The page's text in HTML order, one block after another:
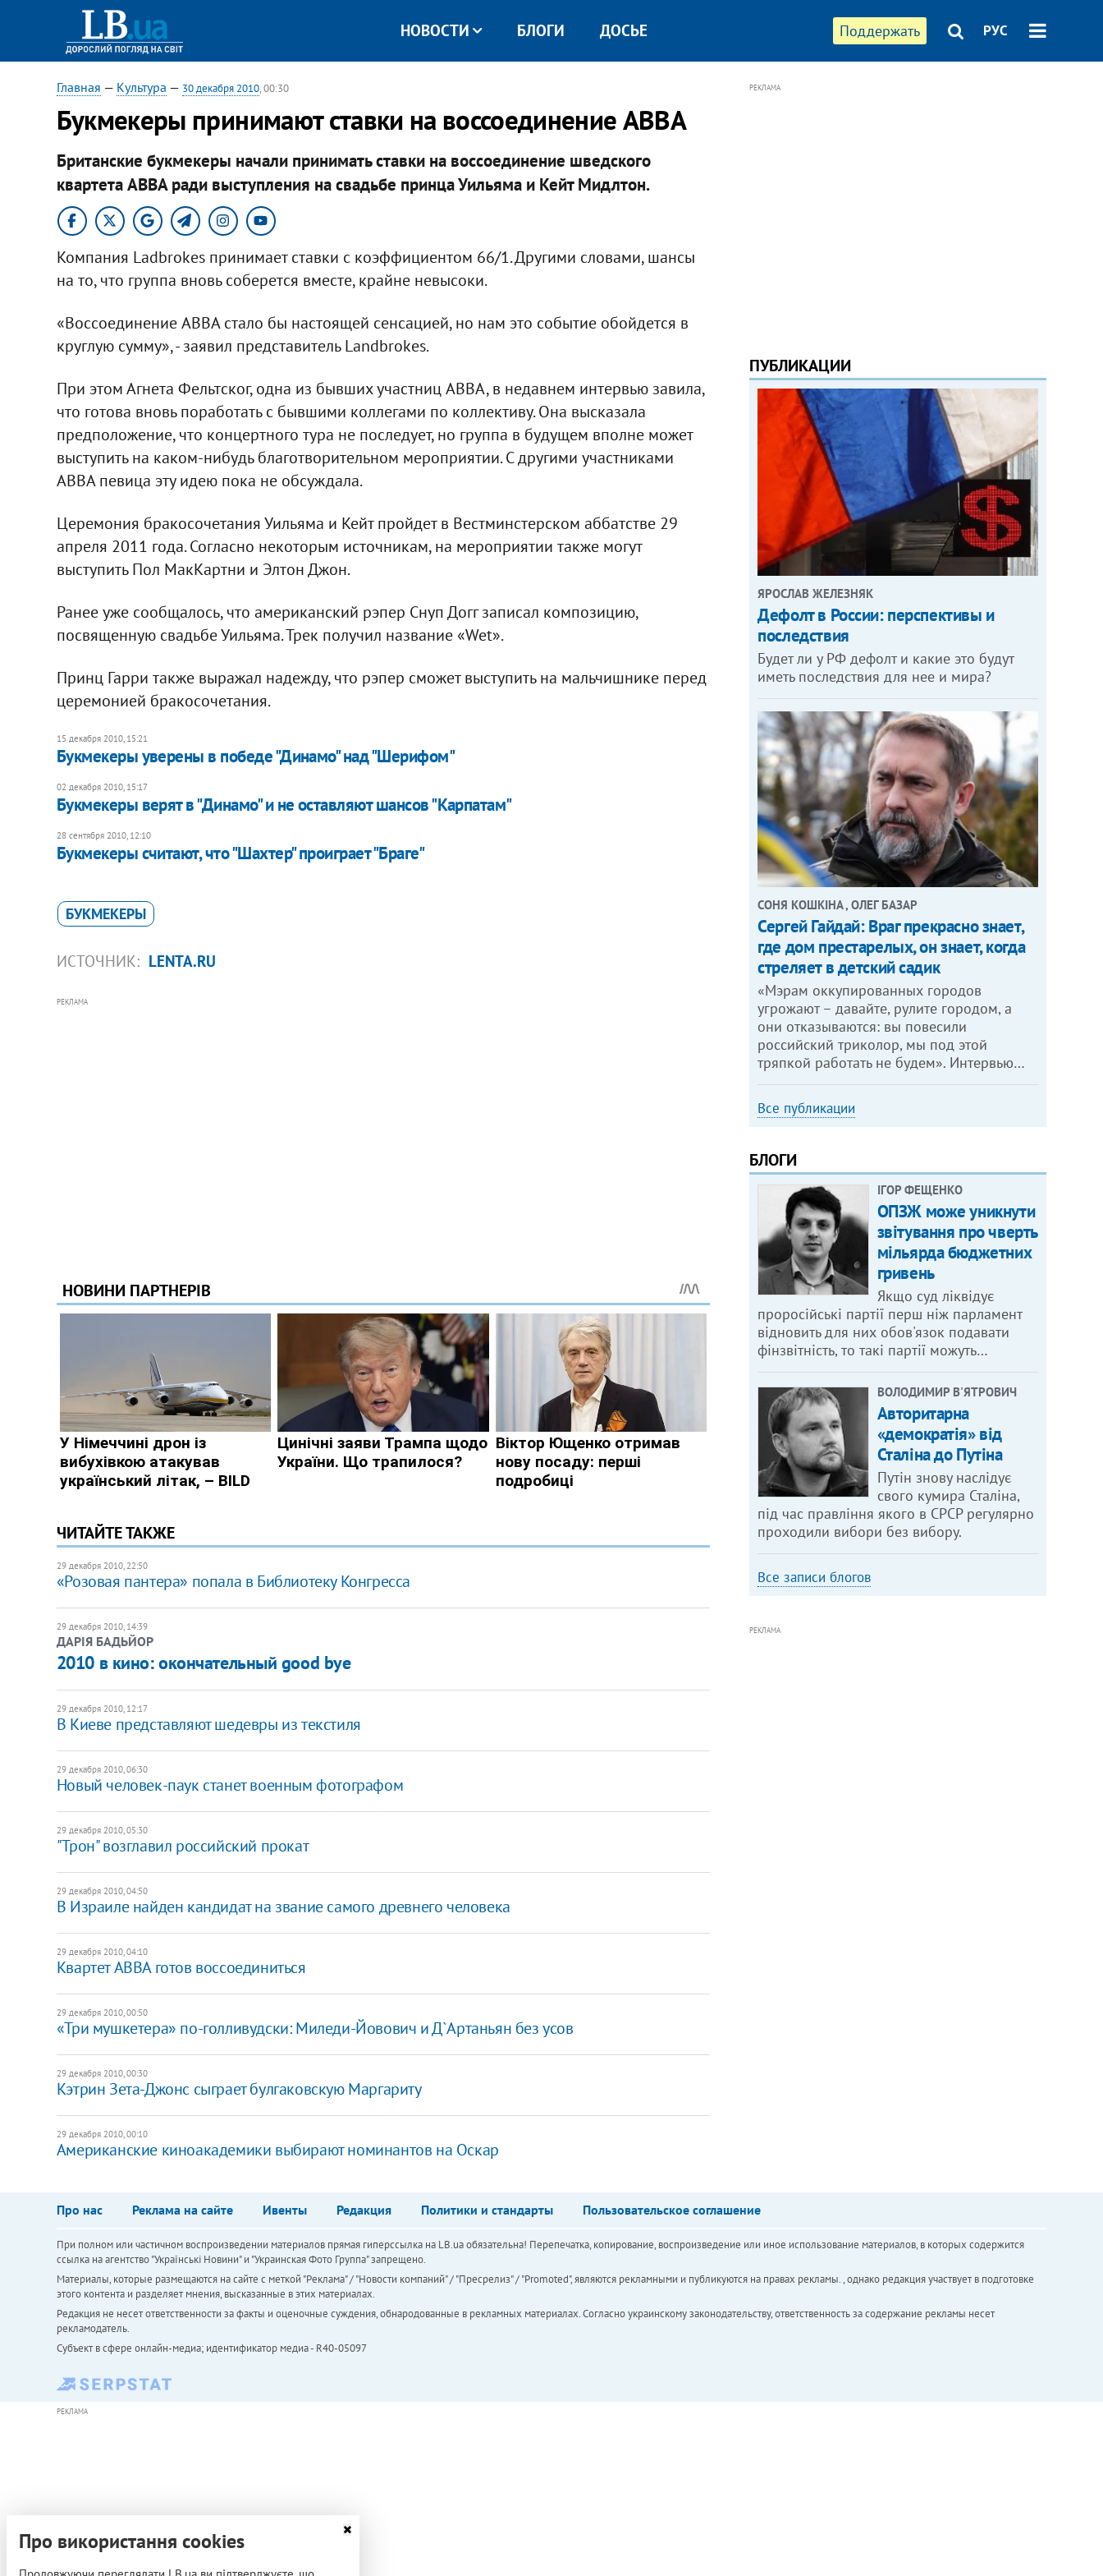
Поддержать РУС
НОВОСТИ БЛОГИ ДОСЬЕ
Главная — Культура — 30 декабря 2010, 00:30
Букмекеры принимают ставки на воссоединение ABBA
Британские букмекеры начали принимать ставки на воссоединение шведского
квартета ABBA ради выступления на свадьбе принца Уильяма и Кейт Мидлтон.
Компания Ladbrokes принимает ставки с коэффициентом 66/1. Другими словами, шансы
на то, что группа вновь соберется вместе, крайне невысоки.
«Воссоединение ABBA стало бы настоящей сенсацией, но нам это событие обойдется в
круглую сумму», - заявил представитель Landbrokes.
При этом Агнета Фельтског, одна из бывших участниц ABBA, в недавнем интервью завила,
что готова вновь поработать с бывшими коллегами по коллективу. Она высказала
предположение, что концертного тура не последует, но группа в будущем вполне может
выступить на каком-нибудь благотворительном мероприятии. С другими участниками
ABBA певица эту идею пока не обсуждала.
Церемония бракосочетания Уильяма и Кейт пройдет в Вестминстерском аббатстве 29
апреля 2011 года. Согласно некоторым источникам, на мероприятии также могут
выступить Пол МакКартни и Элтон Джон.
Ранее уже сообщалось, что американский рэпер Снуп Догг записал композицию,
посвященную свадьбе Уильяма. Трек получил название «Wet».
Принц Гарри также выражал надежду, что рэпер сможет выступить на мальчишнике перед
церемонией бракосочетания.
15 декабря 2010, 15:21
Букмекеры уверены в победе "Динамо" над "Шерифом"
02 декабря 2010, 15:17
Букмекеры верят в "Динамо" и не оставляют шансов "Карпатам"
28 сентября 2010, 12:10
Букмекеры считают, что "Шахтер" проиграет "Браге"
БУКМЕКЕРЫ
ИСТОЧНИК: LENTA.RU
РЕКЛАМА
ЧИТАЙТЕ ТАКЖЕ
29 декабря 2010, 22:50
«Розовая пантера» попала в Библиотеку Конгресса
29 декабря 2010, 14:39
ДАРІЯ БАДЬЙОР
​2010 в кино: окончательный good bye
29 декабря 2010, 12:17
В Киеве представляют шедевры из текстиля
29 декабря 2010, 06:30
Новый человек-паук станет военным фотографом
29 декабря 2010, 05:30
"Трон" возглавил российский прокат
29 декабря 2010, 04:50
В Израиле найден кандидат на звание самого древнего человека
29 декабря 2010, 04:10
Квартет ABBA готов воссоединиться
29 декабря 2010, 00:50
«Три мушкетера» по-голливудски: Миледи-Йовович и Д`Артаньян без усов
29 декабря 2010, 00:30
Кэтрин Зета-Джонс сыграет булгаковскую Маргариту
29 декабря 2010, 00:10
Американские киноакадемики выбирают номинантов на Оскар
РЕКЛАМА
ПУБЛИКАЦИИ
ЯРОСЛАВ ЖЕЛЕЗНЯК
Дефолт в России: перспективы и
последствия
Будет ли у РФ дефолт и какие это будут
иметь последствия для нее и мира?
СОНЯ КОШКІНА , ОЛЕГ БАЗАР
Сергей Гайдай: Враг прекрасно знает,
где дом престарелых, он знает, когда
стреляет в детский садик
«Мэрам оккупированных городов
угрожают – давайте, рулите городом, а
они отказываются: вы повесили
российский триколор, мы под этой
тряпкой работать не будем». Интервью…
Все публикации
БЛОГИ
ІГОР ФЕЩЕНКО
ОПЗЖ може уникнути
звітування про чверть
мільярда бюджетних
гривень
Якщо суд ліквідує
проросійські партії перш ніж парламент
відновить для них обов'язок подавати
фінзвітність, то такі партії можуть…
ВОЛОДИМИР В'ЯТРОВИЧ
Авторитарна
«демократія» від
Сталіна до Путіна
Путін знову наслідує
свого кумира Сталіна,
під час правління якого в СРСР регулярно
проходили вибори без вибору.
Все записи блогов
РЕКЛАМА
Про нас Реклама на сайте Ивенты Редакция Политики и стандарты Пользовательское соглашение
При полном или частичном воспроизведении материалов прямая гиперссылка на LB.ua обязательна! Перепечатка, копирование, воспроизведение или иное использование материалов, в которых содержится
ссылка на агентство "Українськi Новини" и "Украинская Фото Группа" запрещено.
Материалы, которые размещаются на сайте с меткой "Реклама" / "Новости компаний" / "Пресрелиз" / "Promoted", являются рекламными и публикуются на правах рекламы. , однако редакция участвует в подготовке
этого контента и разделяет мнения, высказанные в этих материалах.
Редакция не несет ответственности за факты и оценочные суждения, обнародованные в рекламных материалах. Согласно украинскому законодательству, ответственность за содержание рекламы несет
рекламодатель.
Субъект в сфере онлайн-медиа; идентификатор медиа - R40-05097
РЕКЛАМА
Про використання cookies